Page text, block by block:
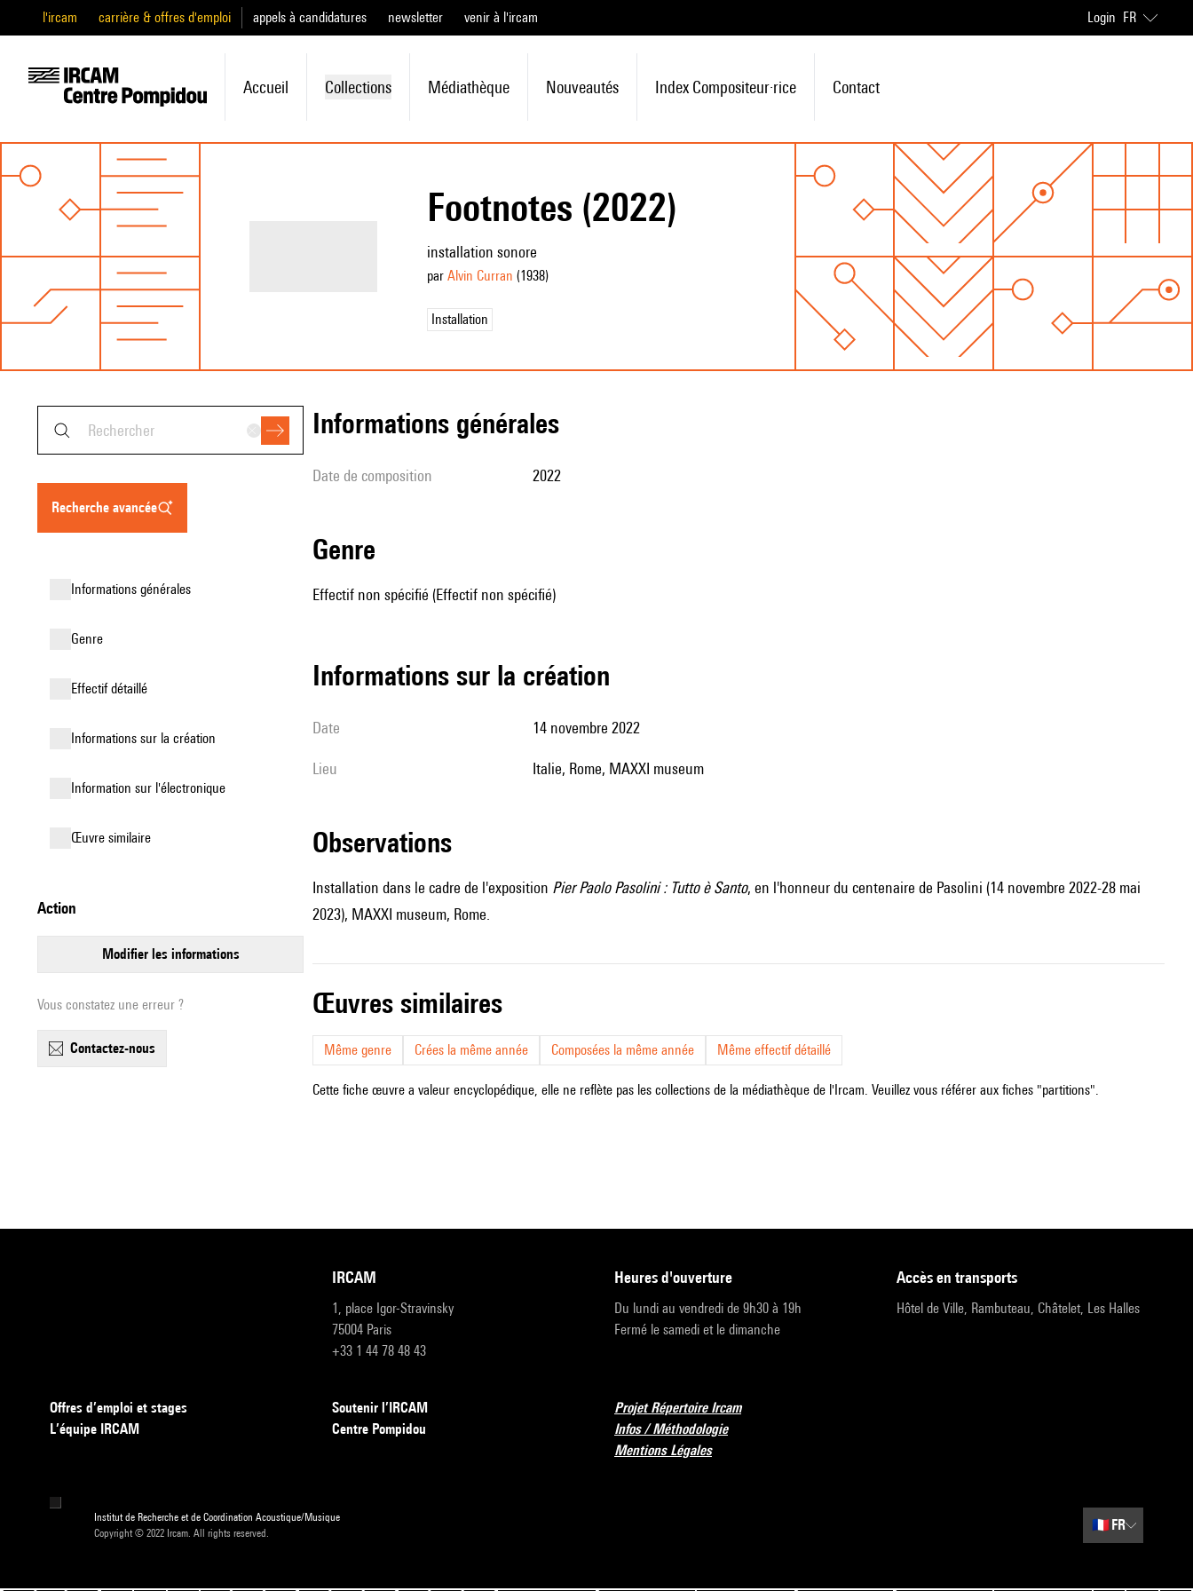
l'ircam carrière & offres d'emploi appels à candidatures newsletter venir à l'ircam Login FR
Accueil Collections Médiathèque Nouveautés Index Compositeur·rice Contact
Footnotes (2022)
installation sonore
par Alvin Curran (1938)
Installation
recherche avancée
informations générales
genre
effectif détaillé
informations sur la création
Information sur l'électronique
œuvre similaire
action
modifier les informations
Vous constatez une erreur ?
contactez-nous
informations générales
date de composition 2022
genre
Effectif non spécifié (Effectif non spécifié)
informations sur la création
date 14 novembre 2022
lieu Italie, Rome, MAXXI museum
observations
Installation dans le cadre de l'exposition Pier Paolo Pasolini : Tutto è Santo, en l'honneur du centenaire de Pasolini (14 novembre 2022-28 mai
2023), MAXXI museum, Rome.
œuvres similaires
Même genre Crées la même année Composées la même année Même effectif détaillé
Cette fiche œuvre a valeur encyclopédique, elle ne reflète pas les collections de la médiathèque de l'Ircam. Veuillez vous référer aux fiches "partitions".
IRCAM
1, place Igor-Stravinsky
75004 Paris
+33 1 44 78 48 43
heures d'ouverture
Du lundi au vendredi de 9h30 à 19h
Fermé le samedi et le dimanche
accès en transports
Hôtel de Ville, Rambuteau, Châtelet, Les Halles
Offres d’emploi et stages
L’équipe IRCAM
Soutenir l’IRCAM
Centre Pompidou
Projet Répertoire Ircam
Infos / Méthodologie
Mentions Légales
Institut de Recherche et de Coordination Acoustique/Musique
Copyright © 2022 Ircam. All rights reserved.
🇫🇷 FR